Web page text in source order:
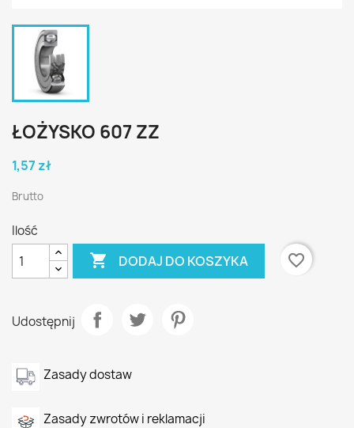
ŁOŻYSKO 607 ZZ
1,57 zł
Brutto
Ilość
 DODAJ DO KOSZYKA favorite_border
Udostępnij
Zasady dostaw
Zasady zwrotów i reklamacji